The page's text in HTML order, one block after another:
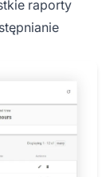
raporty